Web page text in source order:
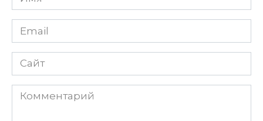
Email
Сайт
Комментарий